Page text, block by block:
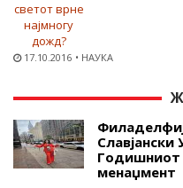
17.10.2016 НАУКА
Годишниот
менаџмент